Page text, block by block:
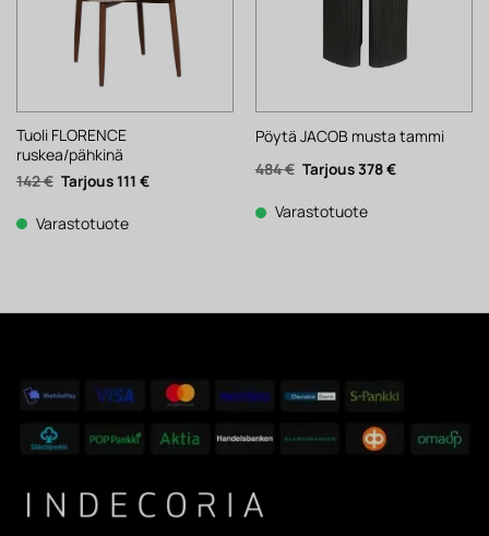
Tuoli FLORENCE
ruskea/pähkinä
142€ Alkuperäinen
hinta
142 €.
111 €Nykyinen
Varastotuote
Pöytä JACOB musta tammi
484€ Alkuperäinen
hinta
484 €.
378€Nykyinen
Varastotuote